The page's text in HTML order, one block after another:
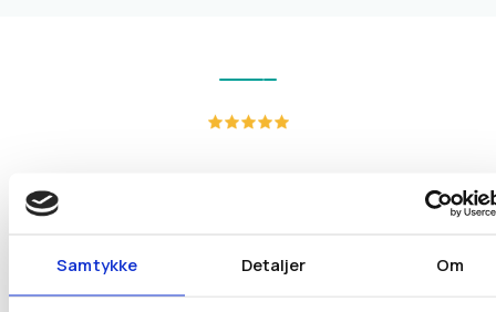
Samtykke Detaljer Om
"Godt samarbejde fra start til
Godt samarbejde fra start til slut. Vi har oplevet en
stor forståelse for vores ønsker og behov ifbm.